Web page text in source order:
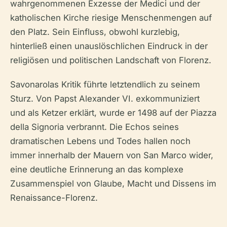
wahrgenommenen Exzesse der Medici und der
katholischen Kirche riesige Menschenmengen auf
den Platz. Sein Einfluss, obwohl kurzlebig,
hinterließ einen unauslöschlichen Eindruck in der
religiösen und politischen Landschaft von Florenz.
Savonarolas Kritik führte letztendlich zu seinem
Sturz. Von Papst Alexander VI. exkommuniziert
und als Ketzer erklärt, wurde er 1498 auf der Piazza
della Signoria verbrannt. Die Echos seines
dramatischen Lebens und Todes hallen noch
immer innerhalb der Mauern von San Marco wider,
eine deutliche Erinnerung an das komplexe
Zusammenspiel von Glaube, Macht und Dissens im
Renaissance-Florenz.